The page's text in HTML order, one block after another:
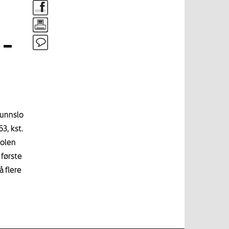
kst.
første
flere